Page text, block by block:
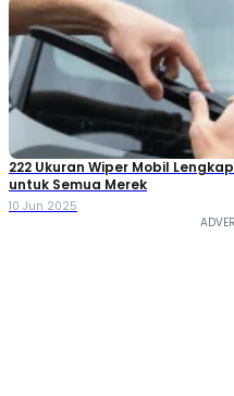
222 Ukuran Wiper Mobil Lengkap
untuk Semua Merek
10 Jun 2025